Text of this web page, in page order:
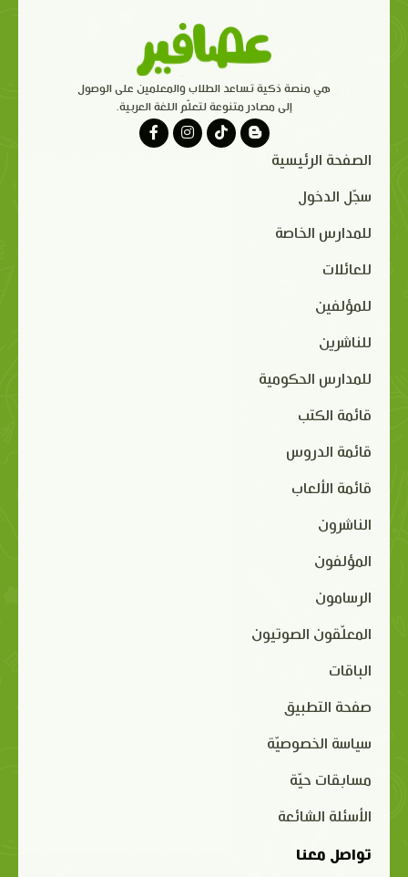
هي منصة ذكية تساعد الطلاب والمعلمين على الوصول
إلى مصادر متنوعة لتعلّم اللغة العربية.
الصفحة الرئيسية
سجّل الدخول
للمدارس الخاصة
للعائلات
للمؤلفين
للناشرين
للمدارس الحكومية
قائمة الكتب
قائمة الدروس
قائمة الألعاب
الناشرون
المؤلفون
الرسامون
المعلّقون الصوتيون
الباقات
صفحة التطبيق
سياسة الخصوصيّة
مسابقات حيّة
الأسئلة الشائعة
تواصل معنا